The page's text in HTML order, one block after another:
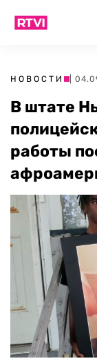
НОВОСТИ |
В штате
работы